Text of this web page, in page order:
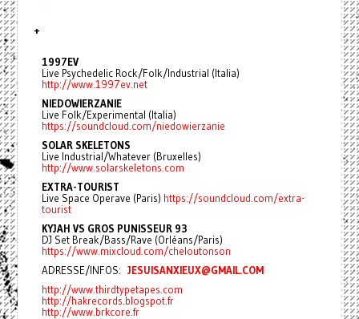
+
1997EV
Live Psychedelic Rock/Folk/Industrial (Italia)
http://www.1997ev.net
NIEDOWIERZANIE
Live Folk/Experimental (Italia)
https://soundcloud.com/niedowierzanie
SOLAR SKELETONS
Live Industrial/Whatever (Bruxelles)
http://www.solarskeletons.com
EXTRA-TOURIST
Live Space Operave (Paris) https://soundcloud.com/extra-
tourist
KYJAH VS GROS PUNISSEUR 93
DJ Set Break/Bass/Rave (Orléans/Paris)
https://www.mixcloud.com/cheloutonson
ADRESSE/INFOS: JESUISANXIEUX@GMAIL.COM
http://www.thirdtypetapes.com
http://hakrecords.blogspot.fr
http://www.brkcore.fr